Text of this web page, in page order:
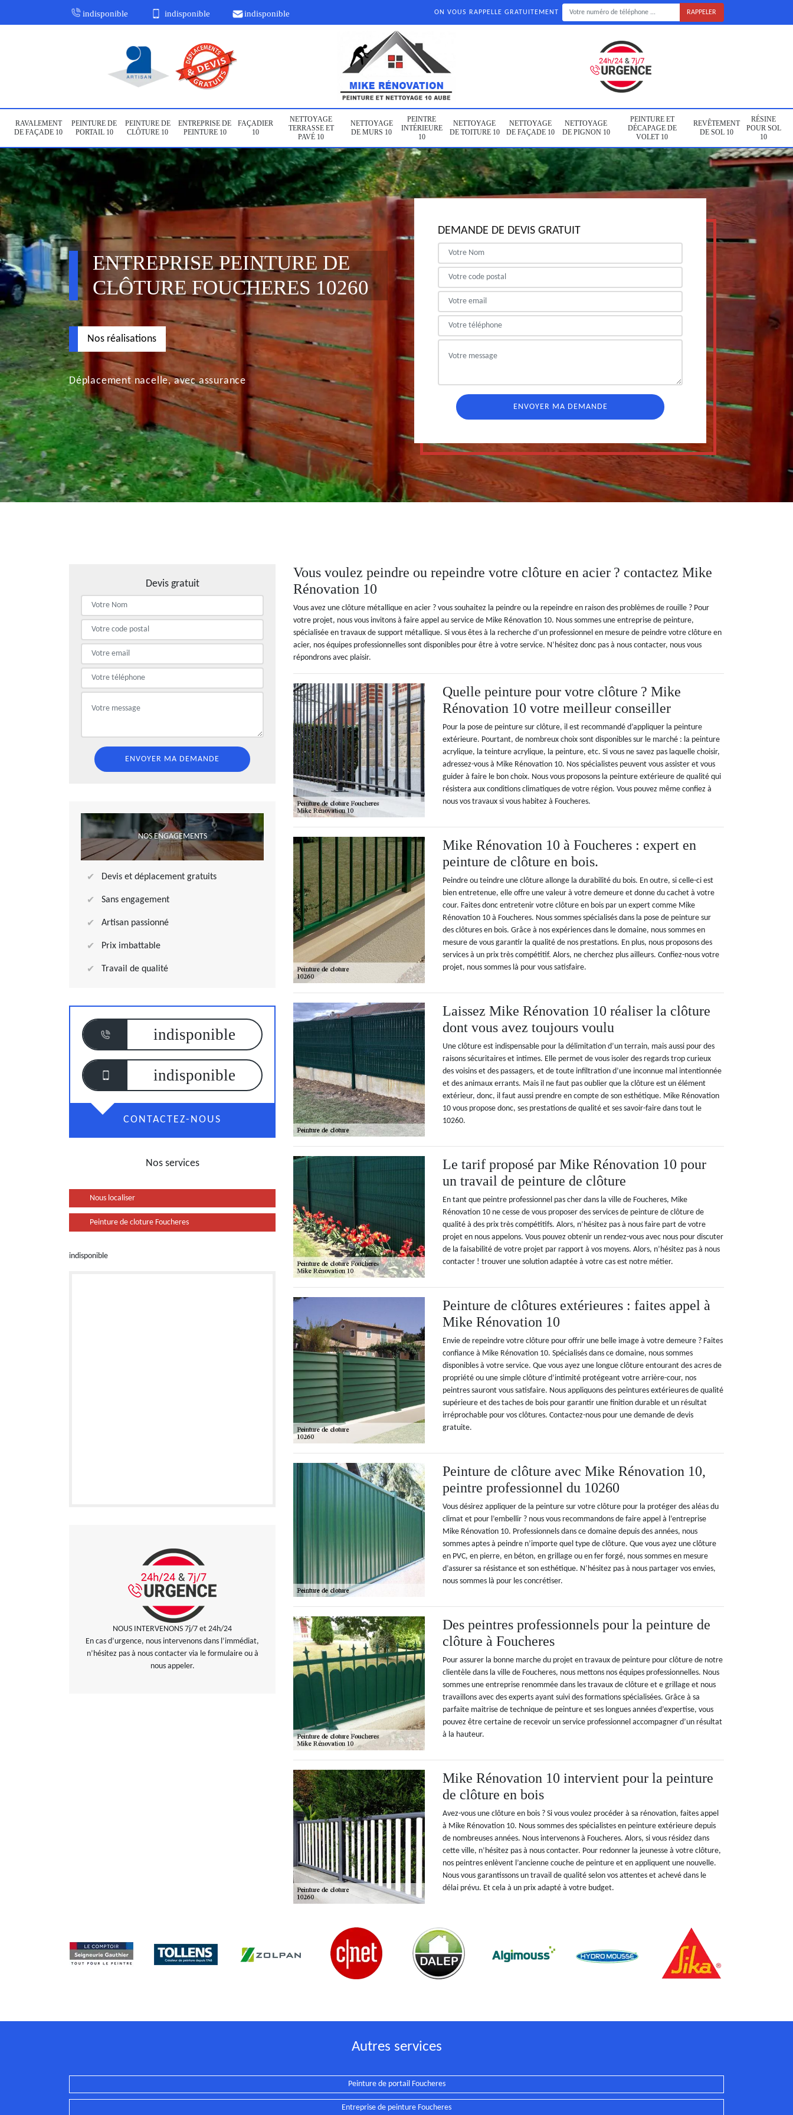
indisponible indisponible indisponible ON VOUS RAPPELLE GRATUITEMENT
RAVALEMENT
DE FAÇADE 10
PEINTURE DE
PORTAIL 10
PEINTURE DE
CLÔTURE 10
ENTREPRISE DE
PEINTURE 10
FAÇADIER
10
NETTOYAGE
TERRASSE ET
PAVÉ 10
NETTOYAGE
DE MURS 10
PEINTRE
INTÉRIEURE
10
NETTOYAGE
DE TOITURE 10
NETTOYAGE
DE FAÇADE 10
NETTOYAGE
DE PIGNON 10
PEINTURE ET
DÉCAPAGE DE
VOLET 10
REVÊTEMENT
DE SOL 10
RÉSINE
POUR SOL
10
ENTREPRISE PEINTURE DE
CLÔTURE FOUCHERES 10260
Nos réalisations
Déplacement nacelle, avec assurance
DEMANDE DE DEVIS GRATUIT
Devis gratuit
NOS ENGAGEMENTS
Devis et déplacement gratuits
Sans engagement
Artisan passionné
Prix imbattable
Travail de qualité
indisponible
indisponible
CONTACTEZ-NOUS
Nos services
Nous localiser
Peinture de cloture Foucheres
indisponible
NOUS INTERVENONS 7j/7 et 24h/24
En cas d’urgence, nous intervenons dans l’immédiat,
n’hésitez pas à nous contacter via le formulaire ou à
nous appeler.
Vous voulez peindre ou repeindre votre clôture en acier ? contactez Mike
Rénovation 10
Vous avez une clôture métallique en acier ? vous souhaitez la peindre ou la repeindre en raison des problèmes de rouille ? Pour
votre projet, nous vous invitons à faire appel au service de Mike Rénovation 10. Nous sommes une entreprise de peinture,
spécialisée en travaux de support métallique. Si vous êtes à la recherche d’un professionnel en mesure de peindre votre clôture en
acier, nos équipes professionnelles sont disponibles pour être à votre service. N’hésitez donc pas à nous contacter, nous vous
répondrons avec plaisir.
Quelle peinture pour votre clôture ? Mike
Rénovation 10 votre meilleur conseiller
Pour la pose de peinture sur clôture, il est recommandé d’appliquer la peinture
extérieure. Pourtant, de nombreux choix sont disponibles sur le marché : la peinture
acrylique, la teinture acrylique, la peinture, etc. Si vous ne savez pas laquelle choisir,
adressez-vous à Mike Rénovation 10. Nos spécialistes peuvent vous assister et vous
guider à faire le bon choix. Nous vous proposons la peinture extérieure de qualité qui
résistera aux conditions climatiques de votre région. Vous pouvez même confiez à
nous vos travaux si vous habitez à Foucheres.
Mike Rénovation 10 à Foucheres : expert en
peinture de clôture en bois.
Peindre ou teindre une clôture allonge la durabilité du bois. En outre, si celle-ci est
bien entretenue, elle offre une valeur à votre demeure et donne du cachet à votre
cour. Faites donc entretenir votre clôture en bois par un expert comme Mike
Rénovation 10 à Foucheres. Nous sommes spécialisés dans la pose de peinture sur
des clôtures en bois. Grâce à nos expériences dans le domaine, nous sommes en
mesure de vous garantir la qualité de nos prestations. En plus, nous proposons des
services à un prix très compétitif. Alors, ne cherchez plus ailleurs. Confiez-nous votre
projet, nous sommes là pour vous satisfaire.
Laissez Mike Rénovation 10 réaliser la clôture
dont vous avez toujours voulu
Une clôture est indispensable pour la délimitation d’un terrain, mais aussi pour des
raisons sécuritaires et intimes. Elle permet de vous isoler des regards trop curieux
des voisins et des passagers, et de toute infiltration d’une inconnue mal intentionnée
et des animaux errants. Mais il ne faut pas oublier que la clôture est un élément
extérieur, donc, il faut aussi prendre en compte de son esthétique. Mike Rénovation
10 vous propose donc, ses prestations de qualité et ses savoir-faire dans tout le
10260.
Le tarif proposé par Mike Rénovation 10 pour
un travail de peinture de clôture
En tant que peintre professionnel pas cher dans la ville de Foucheres, Mike
Rénovation 10 ne cesse de vous proposer des services de peinture de clôture de
qualité à des prix très compétitifs. Alors, n’hésitez pas à nous faire part de votre
projet en nous appelons. Vous pouvez obtenir un rendez-vous avec nous pour discuter
de la faisabilité de votre projet par rapport à vos moyens. Alors, n’hésitez pas à nous
contacter ! trouver une solution adaptée à votre cas est notre métier.
Peinture de clôtures extérieures : faites appel à
Mike Rénovation 10
Envie de repeindre votre clôture pour offrir une belle image à votre demeure ? Faites
confiance à Mike Rénovation 10. Spécialisés dans ce domaine, nous sommes
disponibles à votre service. Que vous ayez une longue clôture entourant des acres de
propriété ou une simple clôture d’intimité protégeant votre arrière-cour, nos
peintres sauront vous satisfaire. Nous appliquons des peintures extérieures de qualité
supérieure et des taches de bois pour garantir une finition durable et un résultat
irréprochable pour vos clôtures. Contactez-nous pour une demande de devis
gratuite.
Peinture de clôture avec Mike Rénovation 10,
peintre professionnel du 10260
Vous désirez appliquer de la peinture sur votre clôture pour la protéger des aléas du
climat et pour l’embellir ? nous vous recommandons de faire appel à l’entreprise
Mike Rénovation 10. Professionnels dans ce domaine depuis des années, nous
sommes aptes à peindre n’importe quel type de clôture. Que vous ayez une clôture
en PVC, en pierre, en béton, en grillage ou en fer forgé, nous sommes en mesure
d’assurer sa résistance et son esthétique. N’hésitez pas à nous partager vos envies,
nous sommes là pour les concrétiser.
Des peintres professionnels pour la peinture de
clôture à Foucheres
Pour assurer la bonne marche du projet en travaux de peinture pour clôture de notre
clientèle dans la ville de Foucheres, nous mettons nos équipes professionnelles. Nous
sommes une entreprise renommée dans les travaux de clôture et e grillage et nous
travaillons avec des experts ayant suivi des formations spécialisées. Grâce à sa
parfaite maitrise de technique de peinture et ses longues années d’expertise, vous
pouvez être certaine de recevoir un service professionnel accompagner d’un résultat
à la hauteur.
Mike Rénovation 10 intervient pour la peinture
de clôture en bois
Avez-vous une clôture en bois ? Si vous voulez procéder à sa rénovation, faites appel
à Mike Rénovation 10. Nous sommes des spécialistes en peinture extérieure depuis
de nombreuses années. Nous intervenons à Foucheres. Alors, si vous résidez dans
cette ville, n’hésitez pas à nous contacter. Pour redonner la jeunesse à votre clôture,
nos peintres enlèvent l’ancienne couche de peinture et en appliquent une nouvelle.
Nous vous garantissons un travail de qualité selon vos attentes et achevé dans le
délai prévu. Et cela à un prix adapté à votre budget.
Autres services
Peinture de portail Foucheres
Entreprise de peinture Foucheres